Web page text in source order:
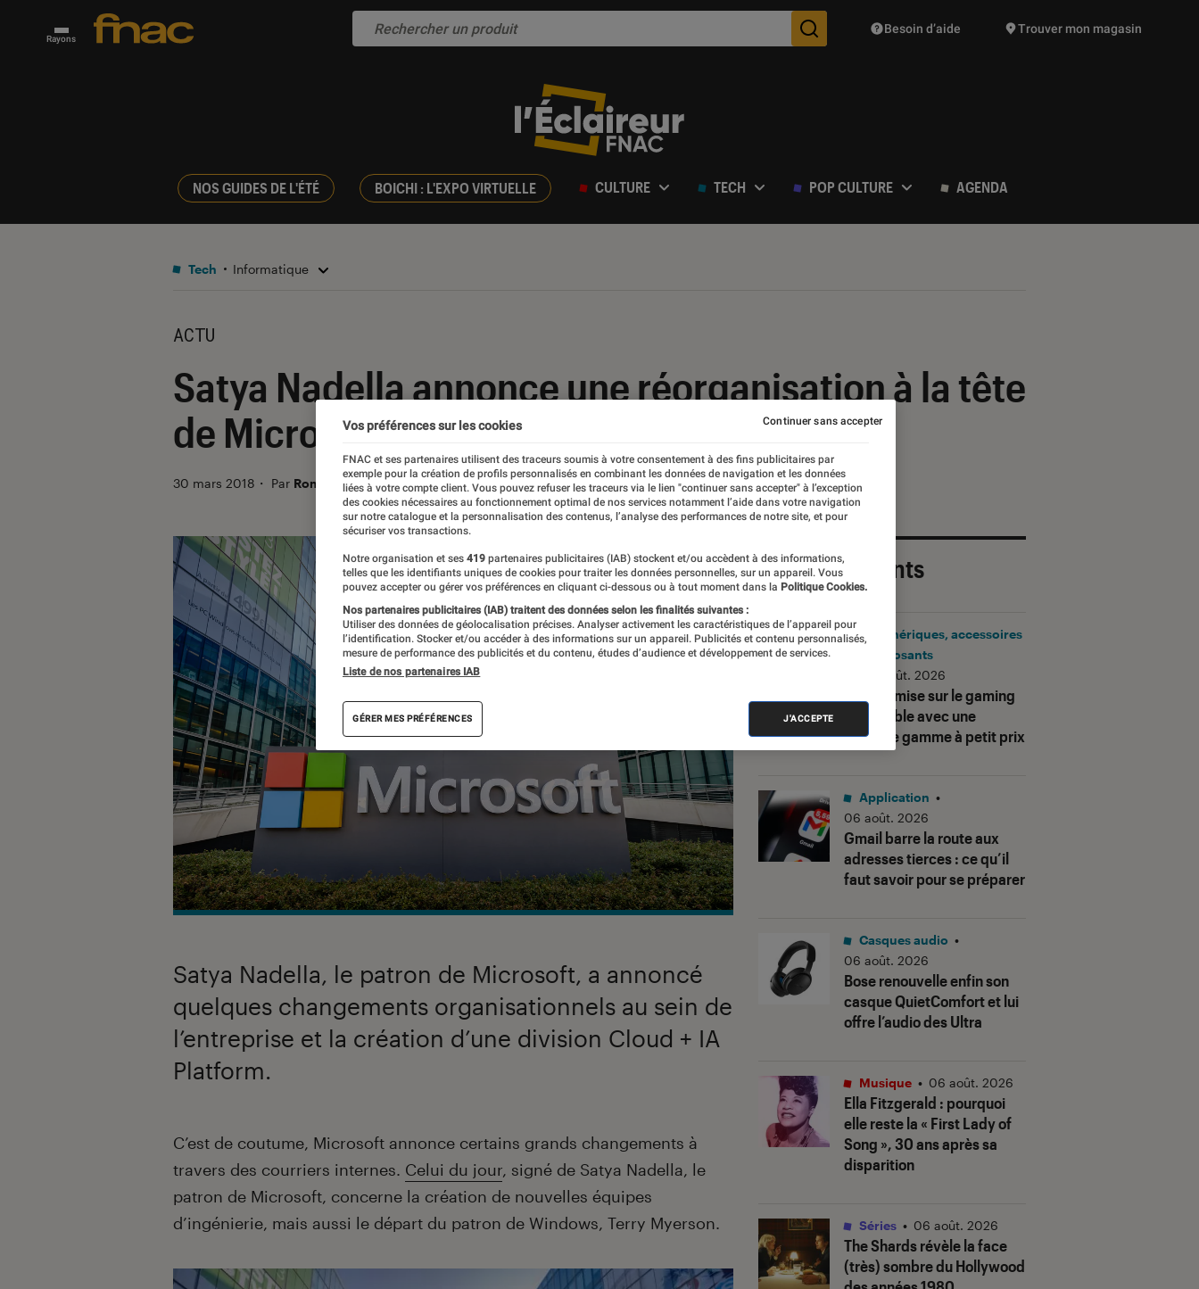
Rayons Des suggestions de produits vont vous être proposées
Besoin d’aide Trouver mon magasin
NOS GUIDES DE L'ÉTÉ BOICHI : L'EXPO VIRTUELLE CULTURE TECH POP CULTURE AGENDA
Tech Informatique
ACTU
Satya Nadella annonce une réorganisation à la tête
de Microsoft
30 mars 2018 ・ Par Romain Challand
Satya Nadella, le patron de Microsoft, a annoncé
quelques changements organisationnels au sein de
l’entreprise et la création d’une division Cloud + IA
Platform.
Introduction
C’est de coutume, Microsoft annonce certains grands changements à
travers des courriers internes. Celui du jour, signé de Satya Nadella, le
patron de Microsoft, concerne la création de nouvelles équipes
d’ingénierie, mais aussi le départ du patron de Windows, Terry Myerson.
Les plus récents
Corsair mise sur le gaming
accessible avec une
nouvelle gamme à petit prix
Périphériques, accessoires
et composants
06 août. 2026
Gmail barre la route aux
adresses tierces : ce qu’il
faut savoir pour se préparer
Application •
06 août. 2026
Bose renouvelle enfin son
casque QuietComfort et lui
offre l’audio des Ultra
Casques audio •
06 août. 2026
Ella Fitzgerald : pourquoi
elle reste la « First Lady of
Song », 30 ans après sa
disparition
Musique • 06 août. 2026
The Shardsrévèle la face
(très) sombre du Hollywood
Séries • 06 août. 2026
Vos préférences sur les cookies
FNAC et ses partenaires utilisent des traceurs soumis à votre consentement à des fins publicitaires par
exemple pour la création de profils personnalisés en combinant les données de navigation et les données
liées à votre compte client. Vous pouvez refuser les traceurs via le lien "continuer sans accepter" à l’exception
des cookies nécessaires au fonctionnement optimal de nos services notamment l’aide dans votre navigation
sur notre catalogue et la personnalisation des contenus, l’analyse des performances de notre site, et pour
sécuriser vos transactions.
Notre organisation et ses 419 partenaires publicitaires (IAB) stockent et/ou accèdent à des informations,
telles que les identifiants uniques de cookies pour traiter les données personnelles, sur un appareil. Vous
pouvez accepter ou gérer vos préférences en cliquant ci-dessous ou à tout moment dans la Politique Cookies.
Nos partenaires publicitaires (IAB) traitent des données selon les finalités suivantes :
Utiliser des données de géolocalisation précises. Analyser activement les caractéristiques de l’appareil pour
l’identification. Stocker et/ou accéder à des informations sur un appareil. Publicités et contenu personnalisés,
mesure de performance des publicités et du contenu, études d’audience et développement de services.
Liste de nos partenaires IAB
GÉRER MES PRÉFÉRENCES J'ACCEPTE
Continuer sans accepter